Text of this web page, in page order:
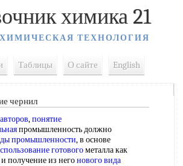
химика 21
ТЕХНОЛОГИЯ
Таблицы О сайте English
чернил
,понятие
промышленность должно
промышленности, в основе
готовогометалла как
и получение из негонового вида